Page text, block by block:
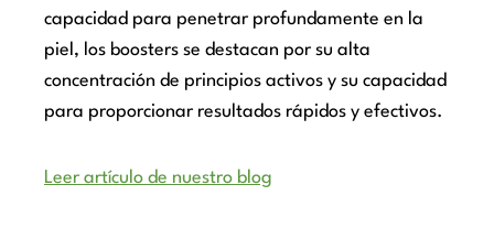
capacidad para penetrar profundamente en la
piel, los boosters se destacan por su alta
concentración de principios activos y su capacidad
para proporcionar resultados rápidos y efectivos.
Leer artículo de nuestro blog